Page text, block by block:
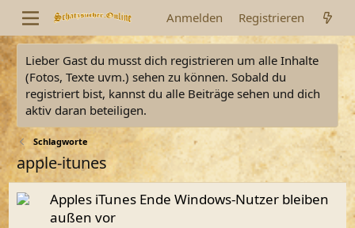
Anmelden Registrieren
Lieber Gast du musst dich registrieren um alle Inhalte
(Fotos, Texte uvm.) sehen zu können. Sobald du
registriert bist, kannst du alle Beiträge sehen und dich
aktiv daran beteiligen.
Schlagworte
apple-itunes
Apples iTunes Ende Windows-Nutzer bleiben
außen vor